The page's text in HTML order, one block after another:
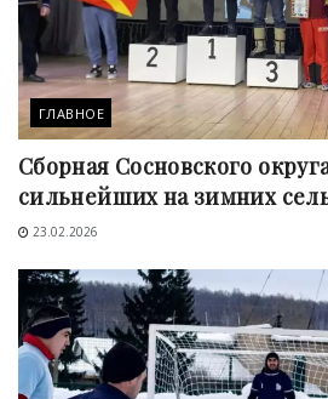
ГЛАВНОЕ
Сборная Сосновского
сильнейших на зимних
23.02.2026